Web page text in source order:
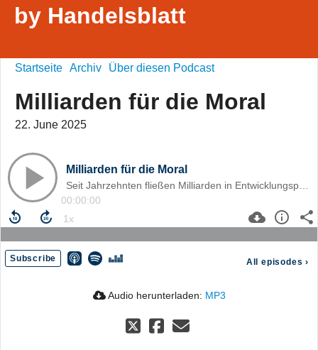
by Handelsblatt
Startseite Archiv Über diesen Podcast
Milliarden für die Moral
22. June 2025
Milliarden für die Moral
00:00:00
Subscribe All episodes ›
Audio herunterladen: MP3